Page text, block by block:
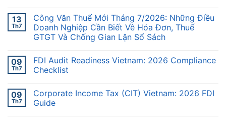
13
Th7
Công Văn Thuế Mới Tháng 7/2026: Những Điều
Doanh Nghiệp Cần Biết Về Hóa Đơn, Thuế
GTGT Và Chống Gian Lận Sổ Sách
09
Th7
FDI Audit Readiness Vietnam: 2026 Compliance
Checklist
09
Th7
Corporate Income Tax (CIT) Vietnam: 2026 FDI
Guide